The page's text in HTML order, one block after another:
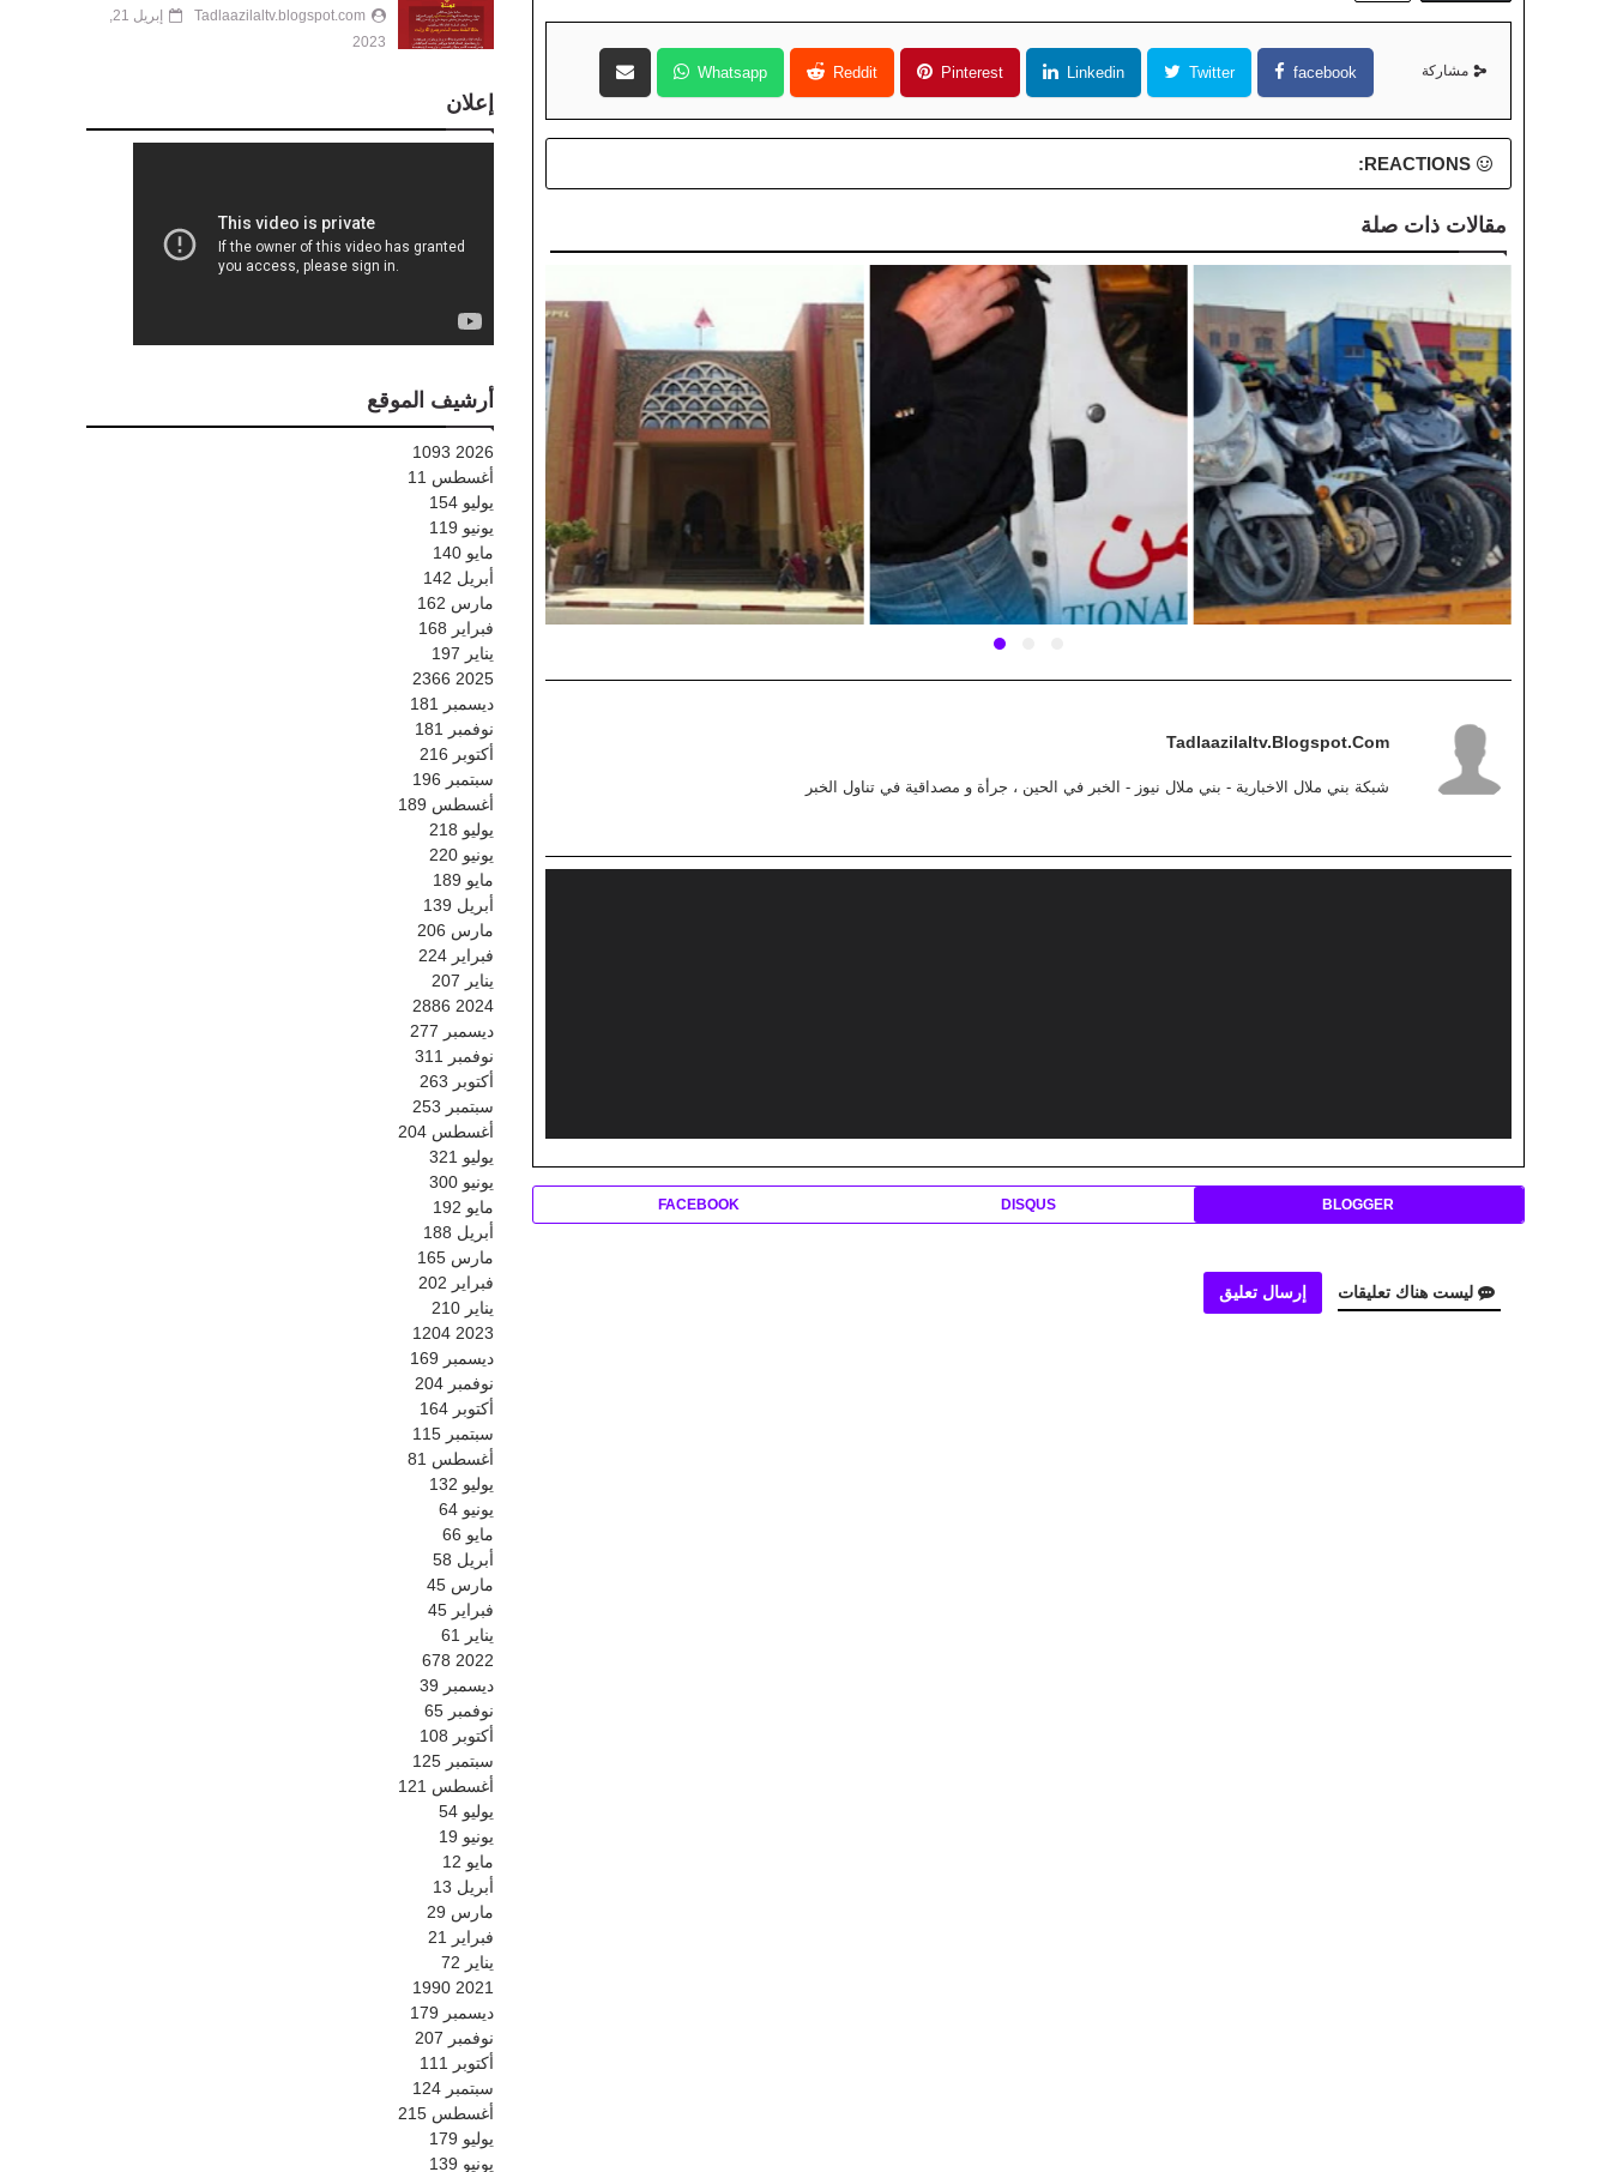
مشاركة facebook
Twitter
Linkedin
Pinterest
Reddit
Whatsapp
REACTIONS:
مقالات ذات صلة
Tadlaazilaltv.blogspot.com
شبكة بني ملال الاخبارية - بني ملال نيوز - الخبر في الحين ، جرأة و مصداقية في تناول الخبر
BLOGGER
DISQUS
FACEBOOK
ليست هناك تعليقات إرسال تعليق
Tadlaazilaltv.blogspot.com
إبريل 21,
2023
إعلان
أرشيف الموقع
2026
1093
أغسطس 11
يوليو 154
يونيو 119
مايو 140
أبريل 142
مارس 162
فبراير 168
يناير 197
2025
2366
ديسمبر
181
نوفمبر
181
أكتوبر 216
سبتمبر 196
أغسطس 189
يوليو 218
يونيو 220
مايو 189
أبريل 139
مارس 206
فبراير 224
يناير 207
2024
2886
ديسمبر 277
نوفمبر
311
أكتوبر 263
سبتمبر 253
أغسطس 204
يوليو 321
يونيو 300
مايو 192
أبريل 188
مارس 165
فبراير 202
يناير 210
2023
1204
ديسمبر 169
نوفمبر 204
أكتوبر 164
سبتمبر 115
أغسطس 81
يوليو 132
يونيو 64
مايو 66
أبريل 58
مارس 45
فبراير 45
يناير
61
2022
678
ديسمبر 39
نوفمبر 65
أكتوبر 108
سبتمبر 125
أغسطس 121
يوليو 54
يونيو 19
مايو 12
أبريل 13
مارس 29
فبراير
21
يناير 72
2021
1990
ديسمبر 179
نوفمبر 207
أكتوبر
111
سبتمبر 124
أغسطس 215
يوليو 179
يونيو 139